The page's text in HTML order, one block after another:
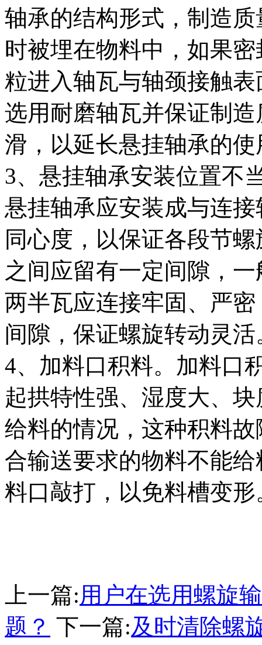
轴承的结构形式，制造
时被埋在物料中，如果
粒进入轴瓦与轴颈接触
选用耐磨轴瓦并保证制
滑，以延长悬挂轴承的
3、悬挂轴承安装位置不
悬挂轴承应安装成与连
同心度，以保证各段节
之间应留有一定间隙，
两半瓦应连接牢固、严
间隙，保证螺旋转动灵活
4、加料口积料。加料口
起拱特性强、湿度大、
给料的情况，这种积料
合输送要求的物料不能
料口敲打，以免料槽变形
上一篇:用户在选用螺旋
题？ 下一篇:及时清除螺